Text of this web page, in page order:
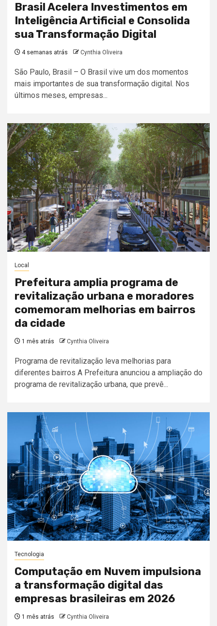
Brasil Acelera Investimentos em
Inteligência Artificial e Consolida
sua Transformação Digital
4 semanas atrás Cynthia Oliveira
São Paulo, Brasil – O Brasil vive um dos momentos
mais importantes de sua transformação digital. Nos
últimos meses, empresas...
Local
Prefeitura amplia programa de
revitalização urbana e moradores
comemoram melhorias em bairros
da cidade
1 mês atrás Cynthia Oliveira
Programa de revitalização leva melhorias para
diferentes bairros A Prefeitura anunciou a ampliação do
programa de revitalização urbana, que prevê...
Tecnologia
Computação em Nuvem impulsiona
a transformação digital das
empresas brasileiras em 2026
1 mês atrás Cynthia Oliveira